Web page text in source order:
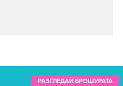
РАЗГЛЕДАЙ БРОШУРАТА